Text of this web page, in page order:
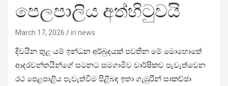
පෙලපාලිය අත්හිටුවයි
March 17, 2026 iri news
දිවයින තුළ යම් ඉන්ධන අර්බුදයක් පවතින මේ මොහොතේ
ආදරවන්තයින්ගේ සටනට සමගාමීව වාර්ෂිකව පැවැත්වෙන
රථ පෙළපාළිය පැවැත්වීම පිළිබඳ ඉතා ගැඹුරින් සාකච්ඡා